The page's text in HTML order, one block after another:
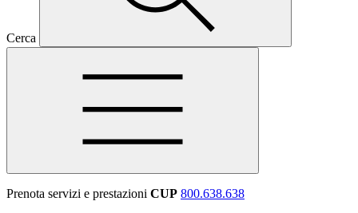
Cerca
Prenota servizi e prestazioni CUP 800.638.638